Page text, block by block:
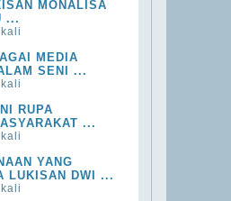
MONALISA
...
MEDIA
SENI ...
RUPA
...
YANG
LUKISAN DWI ...